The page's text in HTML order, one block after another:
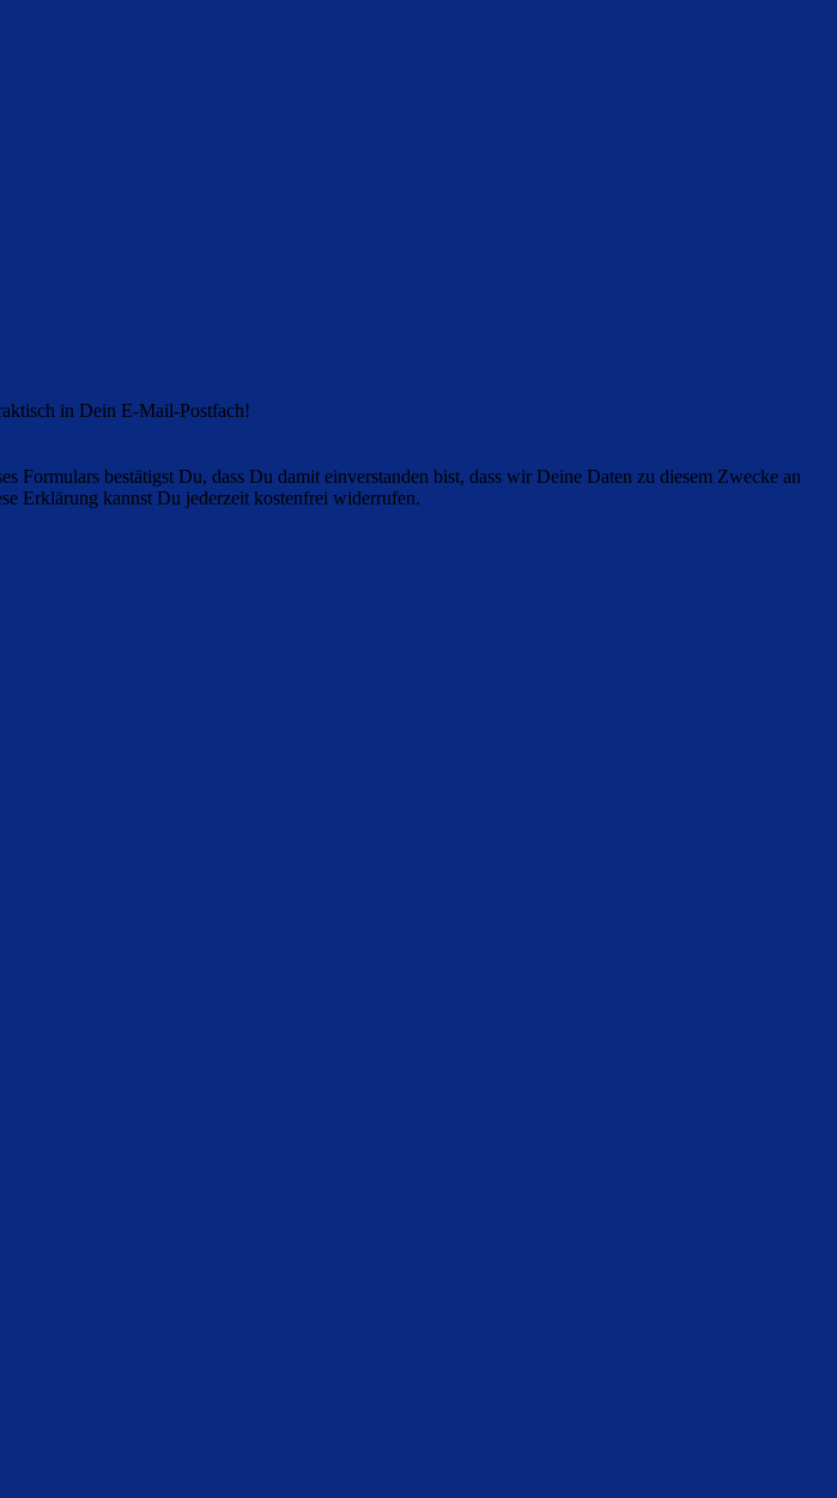
in Dein E-Mail-Postfach!
bestätigst Du, dass Du damit einverstanden bist, dass wir Deine Daten zu diesem Zwecke an
Erklärung kannst Du jederzeit kostenfrei widerrufen.